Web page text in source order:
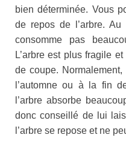
bien déterminée. Vous
de repos de l’arbre.
consomme pas
L’arbre est plus fragile
de coupe.
l’automne ou à la fin
l’arbre absorbe
donc conseillé de lui
l’arbre se repose et ne